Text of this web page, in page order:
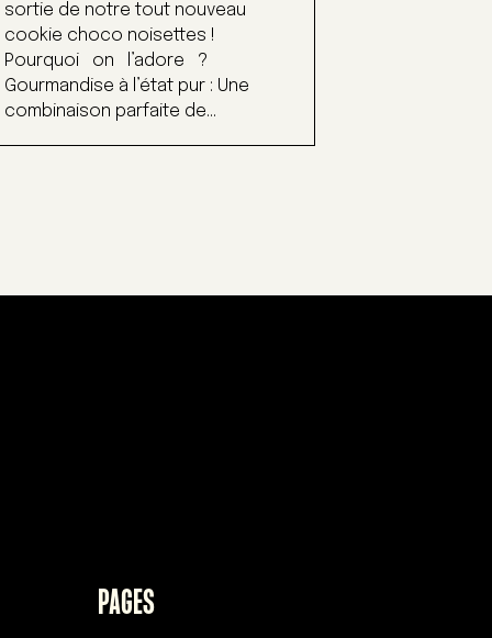
sortie de notre tout nouveau
cookie choco noisettes !
Pourquoi on l’adore ?
Gourmandise à l’état pur : Une
combinaison parfaite de...
PAGES